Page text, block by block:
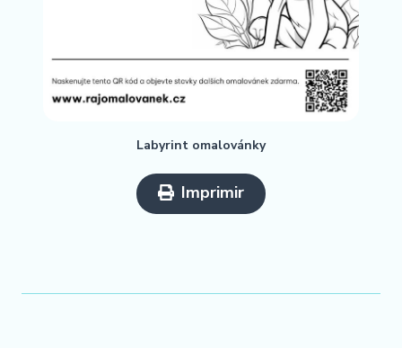
Labyrint omalovánky
Imprimir